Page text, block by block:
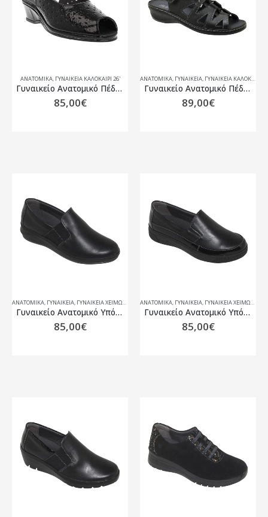
ΑΝΑΤΟΜΙΚΆ, ΓΥΝΑΙΚΕΊΑ ΚΑΛΟΚΑΊΡΙ 26'
Γυναικείο Ανατομικό Πέδιλο 0279PT Suave
85,00€
ΑΝΑΤΟΜΙΚΆ, ΓΥΝΑΙΚΕΙΑ, ΓΥΝΑΙΚΕΊΑ ΚΑΛΟΚΑΊΡΙ 26'
Γυναικείο Ανατομικό Πέδιλο 9040 Suave
89,00€
ΑΝΑΤΟΜΙΚΆ, ΓΥΝΑΙΚΕΙΑ, ΓΥΝΑΙΚΕΊΑ ΧΕΙΜΏΝΑΣ 25-26
Γυναικείο Ανατομικό Υπόδημα Με Αποσπώμενο Πάτο Suave Fenix 13026T
85,00€
ΑΝΑΤΟΜΙΚΆ, ΓΥΝΑΙΚΕΙΑ, ΓΥΝΑΙΚΕΊΑ ΧΕΙΜΏΝΑΣ 25-26
Γυναικείο Ανατομικό Υπόδημα Με Αποσπώμενο Πάτο Suave Florance 14003T
85,00€